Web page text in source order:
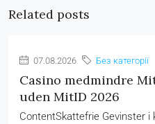
Related posts
07.08.2026 Без категорії
Casino medmindre
uden MitID 2026
ContentSkattefrie Gevinster